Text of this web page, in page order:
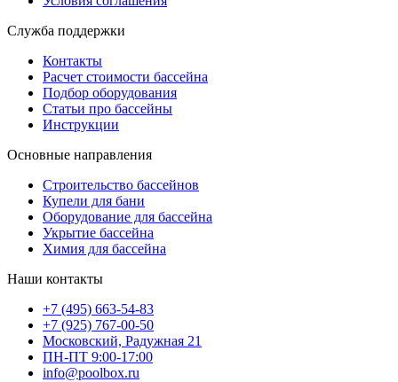
Служба поддержки
Контакты
Расчет стоимости бассейна
Подбор оборудования
Статьи про бассейны
Инструкции
Основные направления
Строительство бассейнов
Купели для бани
Оборудование для бассейна
Укрытие бассейна
Химия для бассейна
Наши контакты
+7 (495) 663-54-83
+7 (925) 767-00-50
Московский, Радужная 21
ПН-ПТ 9:00-17:00
info@poolbox.ru